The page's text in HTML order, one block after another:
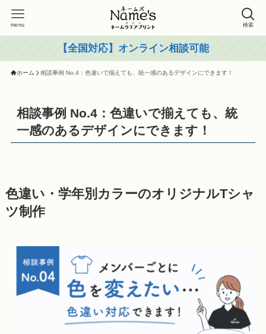
検索
menu
【全国対応】オンライン相談可能
ホーム 相談事例 No.4：色違いで揃えても、統一感のあるデザインにできます！
相談事例 No.4：色違いで揃えても、統
一感のあるデザインにできます！
色違い・学年別カラーのオリジナルTシャ
ツ制作